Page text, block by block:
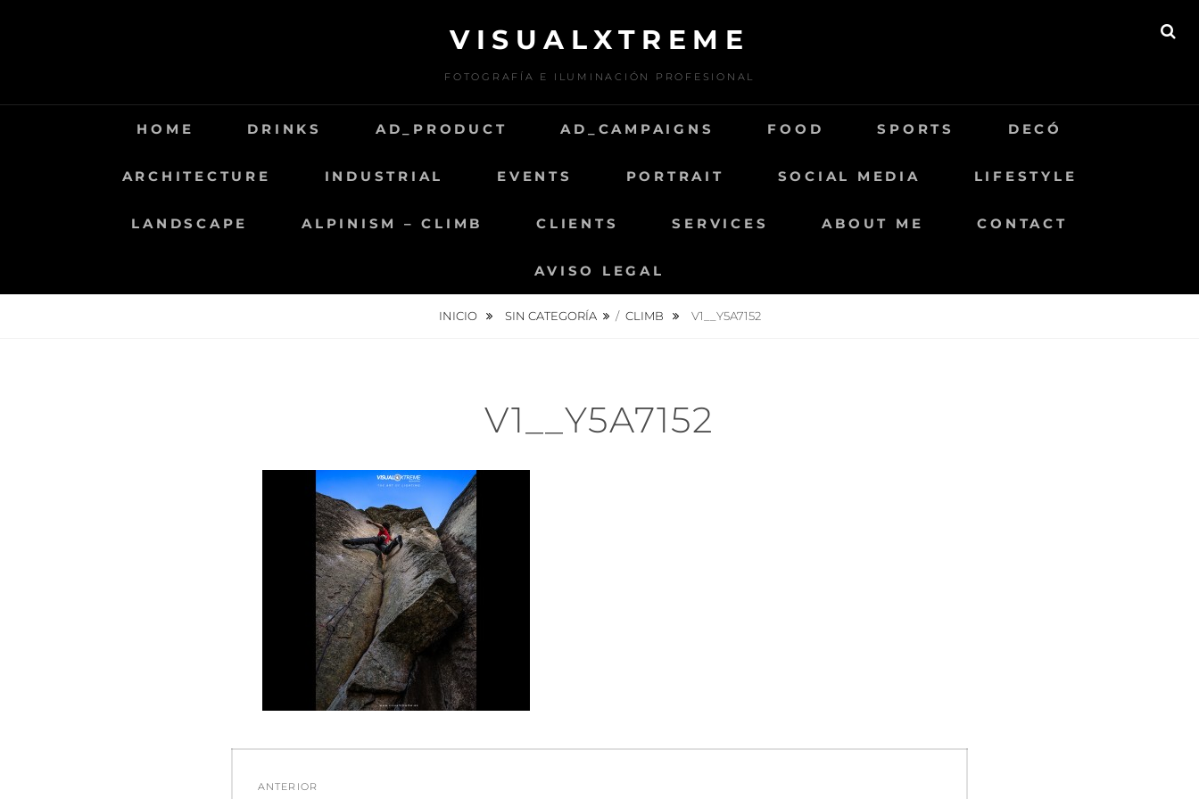
VISUALXTREME
FOTOGRAFÍA E ILUMINACIÓN PROFESIONAL
HOME DRINKS AD_PRODUCT AD_CAMPAIGNS FOOD SPORTS DECÓ
ARCHITECTURE INDUSTRIAL EVENTS PORTRAIT SOCIAL MEDIA LIFESTYLE
LANDSCAPE ALPINISM – CLIMB CLIENTS SERVICES ABOUT ME CONTACT
AVISO LEGAL
INICIO SIN CATEGORÍA / CLIMB V1__Y5A7152
V1__Y5A7152
ANTERIOR